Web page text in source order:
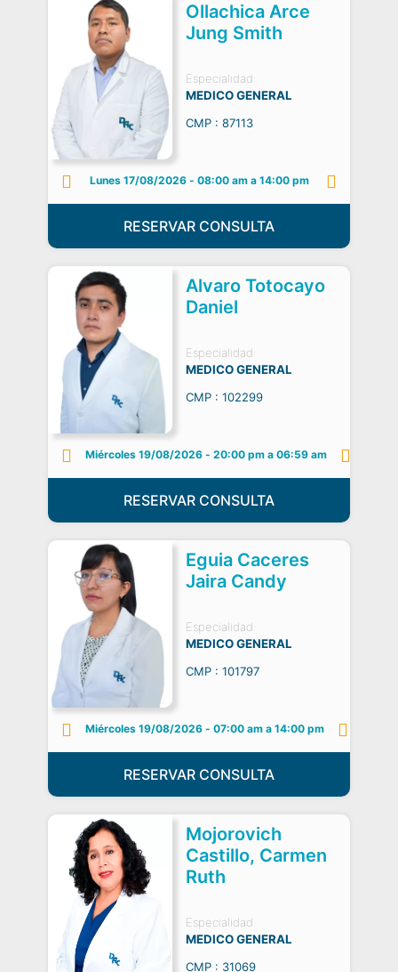
Ollachica Arce
Jung Smith
Especialidad:
MEDICO GENERAL
CMP : 87113
Lunes 17/08/2026- 08:00 am a 14:00 pm
RESERVAR CONSULTA
Alvaro Totocayo
Daniel
Especialidad:
MEDICO GENERAL
CMP : 102299
Miércoles 19/08/2026 - 20:00 pm a 06:59 am
RESERVAR CONSULTA
Eguia Caceres
Jaira Candy
Especialidad:
MEDICO GENERAL
CMP : 101797
Miércoles 19/08/2026 - 07:00 am a 14:00 pm
RESERVAR CONSULTA
Mojorovich
Castillo, Carmen
Ruth
Especialidad:
MEDICO GENERAL
CMP : 31069